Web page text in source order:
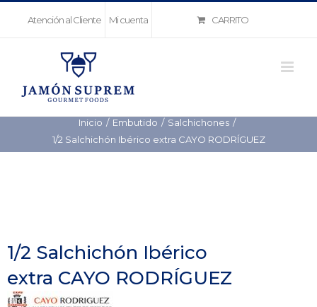
Atención al Cliente Mi cuenta CARRITO
Inicio Embutido
Salchichones
1/2 Salchichón Ibérico extra CAYO RODRÍGUEZ
1/2 Salchichón Ibérico
extra CAYO RODRÍGUEZ